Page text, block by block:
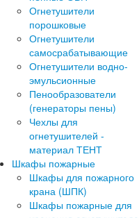
Огнетушители
порошковые
Огнетушители
самосрабатывающие
Огнетушители водно-
эмульсионные
Пенообразователи
(генераторы пены)
Чехлы для
огнетушителей -
материал ТЕНТ
Шкафы пожарные
Шкафы для пожарного
крана (ШПК)
Шкафы пожарные для